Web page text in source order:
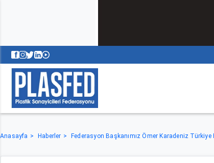
Anasayfa Haberler Federasyon Başkanımız Ömer Karadeniz